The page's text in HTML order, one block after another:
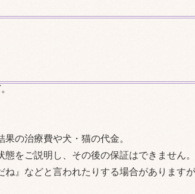
の治療費や犬・猫の代金。
をご説明し、その後の保証はできません。
』などと言われたりする場合があります